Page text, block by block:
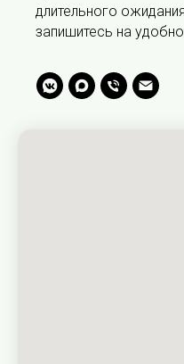
длительного
запишитесь на